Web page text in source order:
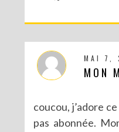
MAI 7,
MON
coucou, j’adore
pas abonnée.